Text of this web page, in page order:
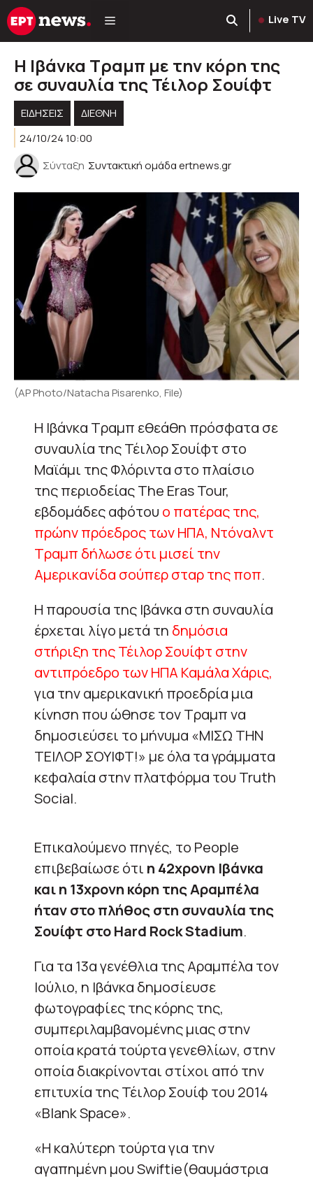
Μετάβαση
σε
Live TV
Η Ιβάνκα Τραμπ με την κόρη της
σε συναυλία της Τέιλορ Σουίφτ
ΕΙΔΗΣΕΙΣ
ΔΙΕΘΝΗ
24/10/24 10:00
Σύνταξη Συντακτική ομάδα ertnews.gr
(AP Photo/Natacha Pisarenko, File)
Η Ιβάνκα Τραμπ εθεάθη πρόσφατα σε
συναυλία της Τέιλορ Σουίφτ στο
Μαϊάμι της Φλόριντα στο πλαίσιο
της περιοδείας The Eras Tour,
εβδομάδες αφότου ο πατέρας της,
πρώην πρόεδρος των ΗΠΑ, Ντόναλντ
Τραμπ δήλωσε ότι μισεί την
Αμερικανίδα σούπερ σταρ της ποπ.
Η παρουσία της Ιβάνκα στη συναυλία
έρχεται λίγο μετά τη δημόσια
στήριξη της Τέιλορ Σουίφτ στην
αντιπρόεδρο των ΗΠΑ Καμάλα Χάρις,
για την αμερικανική προεδρία μια
κίνηση που ώθησε τον Τραμπ να
δημοσιεύσει το μήνυμα «ΜΙΣΩ ΤΗΝ
ΤΕΙΛΟΡ ΣΟΥΙΦΤ!» με όλα τα γράμματα
κεφαλαία στην πλατφόρμα του Truth
Social.
Επικαλούμενο πηγές, το People
επιβεβαίωσε ότι η 42χρονη Ιβάνκα
και η 13χρονη κόρη της Αραμπέλα
ήταν στο πλήθος στη συναυλία της
Σουίφτ στο Hard Rock Stadium.
Για τα 13α γενέθλια της Αραμπέλα τον
Ιούλιο, η Ιβάνκα δημοσίευσε
φωτογραφίες της κόρης της,
συμπεριλαμβανομένης μιας στην
οποία κρατά τούρτα γενεθλίων, στην
οποία διακρίνονται στίχοι από την
επιτυχία της Τέιλορ Σουίφ του 2014
«Blank Space».
«Η καλύτερη τούρτα για την
αγαπημένη μου Swiftie(θαυμάστρια